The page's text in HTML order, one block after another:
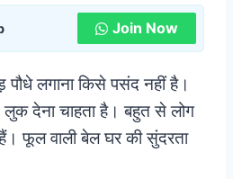
Join Now
पौधे लगाना किसे पसंद नहीं है।
देना चाहता है। बहुत से लोग
फूल वाली बेल घर की सुंदरता